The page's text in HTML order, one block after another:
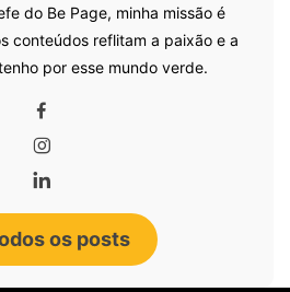
do Be Page, minha missão é
conteúdos reflitam a paixão e a
por esse mundo verde.
os posts